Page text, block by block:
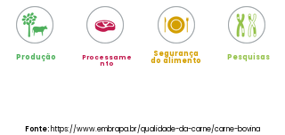
Produção Processame
nto
Segurança
do alimento Pesquisas
Fonte:https://www.embrapa.br/qualidade-da-carne/carne-bovina